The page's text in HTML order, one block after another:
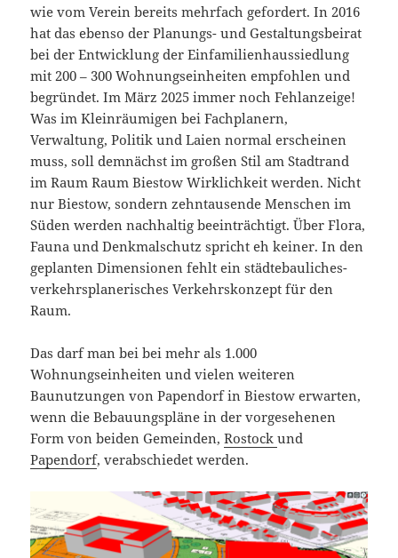
wie vom Verein bereits mehrfach gefordert. In 2016
hat das ebenso der Planungs- und Gestaltungsbeirat
bei der Entwicklung der Einfamilienhaussiedlung
mit 200 – 300 Wohnungseinheiten empfohlen und
begründet. Im März 2025 immer noch Fehlanzeige!
Was im Kleinräumigen bei Fachplanern,
Verwaltung, Politik und Laien normal erscheinen
muss, soll demnächst im großen Stil am Stadtrand
im Raum Raum Biestow Wirklichkeit werden. Nicht
nur Biestow, sondern zehntausende Menschen im
Süden werden nachhaltig beeinträchtigt. Über Flora,
Fauna und Denkmalschutz spricht eh keiner. In den
geplanten Dimensionen fehlt ein städtebauliches-
verkehrsplanerisches Verkehrskonzept für den
Raum.
Das darf man bei bei mehr als 1.000
Wohnungseinheiten und vielen weiteren
Baunutzungen von Papendorf in Biestow erwarten,
wenn die Bebauungspläne in der vorgesehenen
Form von beiden Gemeinden,Rostockund
Papendorf, verabschiedet werden.